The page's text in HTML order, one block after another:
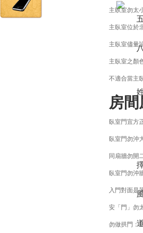
主臥室勿太
主臥室位於
主臥室儘量
主臥室之顏
不適合當主
房
臥室門宜方
臥室門勿沖
同扇牆勿開
臥室門勿沖
入門對面是
安「門」勿
勿做拱門：